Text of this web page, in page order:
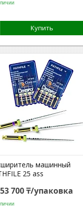
Купить
машинный
25 ass
700 ₸/упаковка